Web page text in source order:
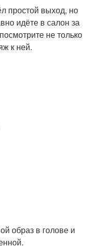
простой выход, но
идёте в салон за
не только
к ней.
образ в голове и